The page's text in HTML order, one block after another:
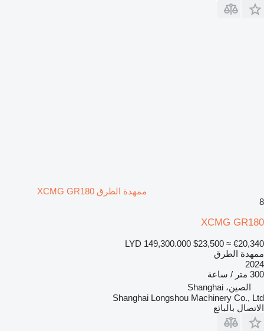
ممهدة الطرق XCMG GR180
8
XCMG GR180
LYD 149,300.000 $23,500 ≈ €20,340
ممهدة الطرق
2024
300 متر / ساعة
الصين، Shanghai
Shanghai Longshou Machinery Co., Ltd
الاتصال بالبائع